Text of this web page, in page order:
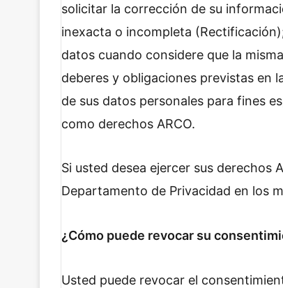
solicitar la corrección de su
inexacta o incompleta
datos cuando considere que la
deberes y obligaciones previstas en
de sus datos personales para fines
como derechos ARCO.
Si usted desea ejercer sus derechos
Departamento de Privacidad en los
¿Cómo puede revocar su
Usted puede revocar el